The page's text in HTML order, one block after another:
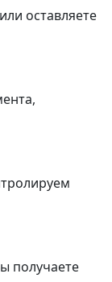
или оставляете
получаете